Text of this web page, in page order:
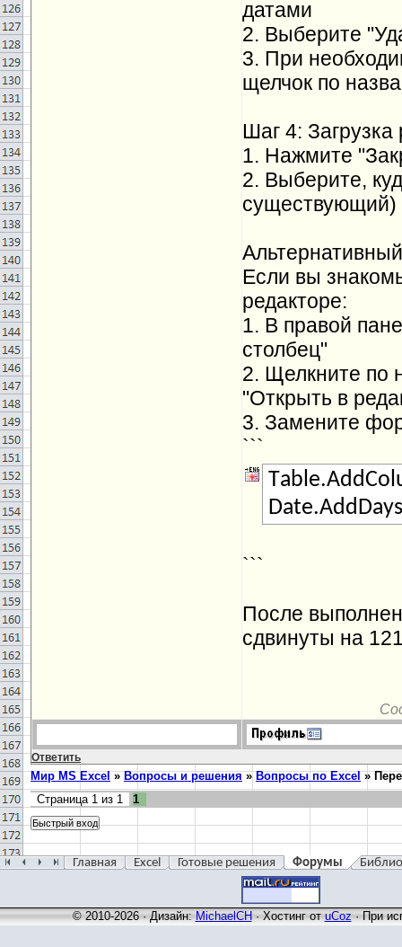
датами
2. Выберите
3. При
щелчок по
Шаг 4: Загрузка
1. Нажмите
2. Выберите,
существующий)
Если вы
редакторе:
1. В правой
столбец"
2. Щелкните по
"Открыть в
3. Замените
```
```
После
сдвинуты на
Ответить
Мир MS Excel » Вопросы и решения » Вопросы по Excel »
Страница 1 из 1 1
Главная Excel Готовые решения Форумы
© 2010-2026 · Дизайн: MichaelCH · Хостинг от uCoz · При